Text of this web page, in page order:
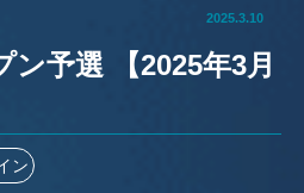
2025.3.10
予選 【2025年3月
ン